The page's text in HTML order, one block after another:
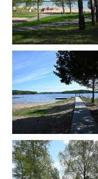
Lue
Leirintäoppaan
artikkeli:
Meren
äärellä
ja
vehreän
virkistysalueen
laidalla
Lue
Leirintäoppaan
artikkeli:
Yksilöä
huomioivaa
yhteisöllisyyttä